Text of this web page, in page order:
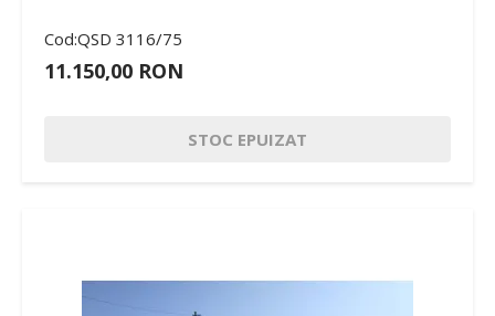
Cod:QSD 3116/75
11.150,00 RON
STOC EPUIZAT